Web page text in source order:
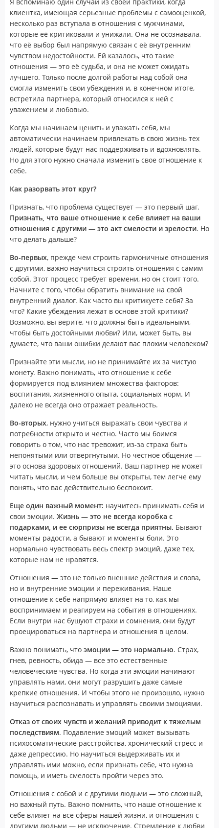
клиентка, имеющая серьезные проблемы с самооценкой,
несколько раз вступала в отношения с мужчинами,
которые её критиковали и унижали. Она не осознавала,
что её выбор был напрямую связан с её внутренним
чувством недостойности. Ей казалось, что такие
отношения — это её судьба, и она не может ожидать
лучшего. Только после долгой работы над собой она
смогла изменить свои убеждения и, в конечном итоге,
встретила партнера, который относился к ней с
уважением и любовью.
Когда мы начинаем ценить и уважать себя, мы
автоматически начинаем привлекать в свою жизнь тех
людей, которые будут нас поддерживать и вдохновлять.
Но для этого нужно сначала изменить свое отношение к
себе.
Как разорвать этот круг?
Признать, что проблема существует — это первый шаг.
Признать, что ваше отношение к себе влияет на ваши
отношения с другими — это акт смелости и зрелости. Но
что делать дальше?
Во-первых, прежде чем строить гармоничные отношения
с другими, важно научиться строить отношения с самим
собой. Этот процесс требует времени, но он стоит того.
Начните с того, чтобы обратить внимание на свой
внутренний диалог. Как часто вы критикуете себя? За
что? Какие убеждения лежат в основе этой критики?
Возможно, вы верите, что должны быть идеальными,
чтобы быть достойными любви? Или, может быть, вы
думаете, что ваши ошибки делают вас плохим человеком?
Признайте эти мысли, но не принимайте их за чистую
монету. Важно понимать, что отношение к себе
формируется под влиянием множества факторов:
воспитания, жизненного опыта, социальных норм. И
далеко не всегда оно отражает реальность.
Во-вторых, нужно учиться выражать свои чувства и
потребности открыто и честно. Часто мы боимся
говорить о том, что нас тревожит, из-за страха быть
непонятыми или отвергнутыми. Но честное общение —
это основа здоровых отношений. Ваш партнер не может
читать мысли, и чем больше вы открыты, тем легче ему
понять, что вас действительно беспокоит.
Еще один важный момент: научитесь принимать себя и
свои эмоции. Жизнь — это не всегда коробка с
подарками, и ее сюрпризы не всегда приятны. Бывают
моменты радости, а бывают и моменты боли. Это
нормально чувствовать весь спектр эмоций, даже тех,
которые нам не нравятся.
Отношения — это не только внешние действия и слова,
но и внутренние эмоции и переживания. Наше
отношение к себе напрямую влияет на то, как мы
воспринимаем и реагируем на события в отношениях.
Если внутри нас бушуют страхи и сомнения, они будут
проецироваться на партнера и отношения в целом.
Важно понимать, что эмоции — это нормально. Страх,
гнев, ревность, обида — все это естественные
человеческие чувства. Но когда эти эмоции начинают
управлять нами, они могут разрушить даже самые
крепкие отношения. И чтобы этого не произошло, нужно
научиться распознавать и управлять своими эмоциями.
Отказ от своих чувств и желаний приводит к тяжелым
последствиям. Подавление эмоций может вызывать
психосоматические расстройства, хронический стресс и
даже депрессию. Но научиться выдерживать их и
управлять ими можно, если признать себе, что нужна
помощь, и иметь смелость пройти через это.
Отношения с собой и с другими людьми — это сложный,
но важный путь. Важно помнить, что наше отношение к
себе влияет на все сферы нашей жизни, и отношения с
другими людьми — не исключение. Стремление к любви